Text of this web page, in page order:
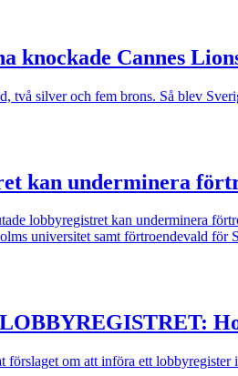
knockade Cannes
två silver och fem brons. Så blev
kan underminera
lobbyregistret kan underminera
universitet samt förtroendevald
förslaget om att införa ett